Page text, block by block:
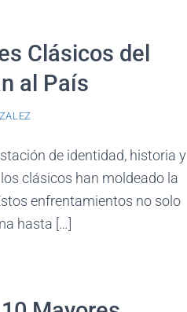
Clásicos del
al País
de identidad, historia y
clásicos han moldeado la
enfrentamientos no solo
hasta […]